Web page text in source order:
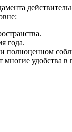
года.
полноценном
многие удобства